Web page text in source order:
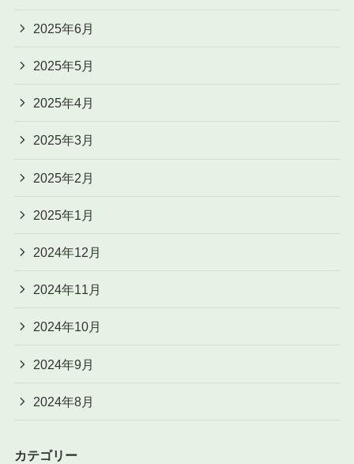
2025年6月
2025年5月
2025年4月
2025年3月
2025年2月
2025年1月
2024年12月
2024年11月
2024年10月
2024年9月
2024年8月
カテゴリー